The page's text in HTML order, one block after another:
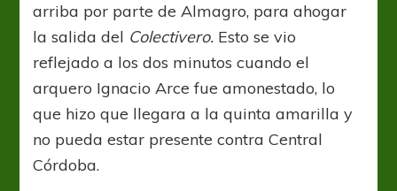
arriba por parte de Almagro, para ahogar
la salida del Colectivero. Esto se vio
reflejado a los dos minutos cuando el
arquero Ignacio Arce fue amonestado, lo
que hizo que llegara a la quinta amarilla y
no pueda estar presente contra Central
Córdoba.